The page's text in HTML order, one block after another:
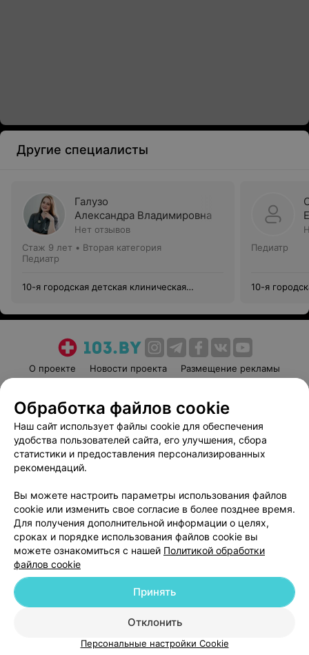
Другие специалисты
Галузо
Александра Владимировна
Нет отзывов
Стаж 9 лет • Вторая категория
Педиатр
10-я городская детская клиническая
Педиатр
10-я
О проекте Новости проекта
Размещение рекламы
Пользовательское соглашение
Способы оплаты
Вакансии
Партнеры
Написать руководителю 103.by
Обработка персональных данных
© 2026 ООО «Артокс Лаб», УНП 191700409
| 220012, Республика Беларусь,
Служба поддержки +375 291212755
Обработка файлов cookie
Наш сайт использует файлы cookie для обеспечения
удобства пользователей сайта, его улучшения, сбора
статистики и предоставления персонализированных
рекомендаций.
Вы можете настроить параметры использования файлов
cookie или изменить свое согласие в более позднее время.
Для получения дополнительной информации о целях,
сроках и порядке использования файлов cookie вы
можете ознакомиться с нашей Политикой обработки
файлов cookie
Отклонить
Принять
Персональные настройки Cookie